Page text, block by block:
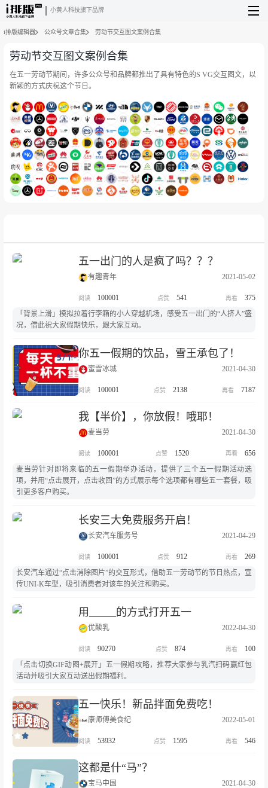
小黄人科技旗下品牌
i排版编辑器 公众号文章合集 劳动节交互图文案例合集
劳动节交互图文案例合集
在五一劳动节期间，许多公众号和品牌都推出了具有特色的S VG交互图文，以
新颖的方式庆祝这个节日。
五一出门的人是疯了吗？？？
有趣青年 2021-05-02
100001 541
375
「背景上滑」模拟拉着行李箱的小人穿越机场，感受五一出门的“人挤人”盛
况，借此祝大家假期快乐，跟大家互动。
你五一假期的饮品，雪王承包了！
蜜雪冰城 2021-04-30
100001 2138 7187
我【半价】，你放假！哦耶！
麦当劳 2021-04-30
100001 1520
656
麦当劳针对即将来临的五一假期举办活动，提供了三个五一假期活动选
项，并用“点击展开，点击收回”的方式展示每个选项都有哪些五一套餐，吸
引更多客户购买。
长安三大免费服务开启！
长安汽车服务号 2021-04-29
100001 912
269
长安汽车通过“点击消除图片”的交互形式，借助五一劳动节的节日热点，宣
传UNI-K车型，吸引消费者对该车的关注和购买。
用_____的方式打开五一
优酸乳 2022-04-30
90270 874
100
「点击切换GIF动图+展开」五一假期攻略，推荐大家参与乳汽扫码赢红包
活动并吸引大家互动送出假期福利。
五一快乐！新品拌面免费吃！
康师傅美食纪 2022-05-01
53932 1595 546
这都是什“马”？
宝马中国 2021-04-30